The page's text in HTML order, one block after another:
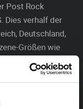
Post Rock
Dies verhalf der
Deutschland,
Größen wie
und BRUTUS. Im
erste ein-wöchige
YEAR OF NO